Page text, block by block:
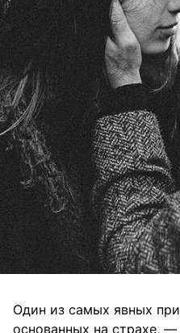
Один из самых явных
основанных на страхе, —